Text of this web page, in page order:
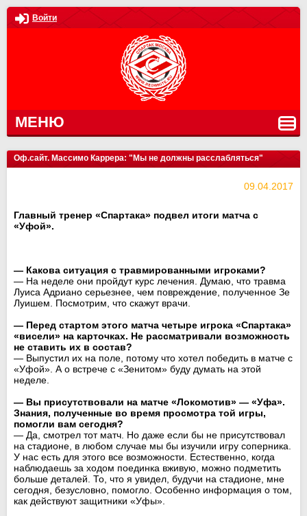
Войти
МЕНЮ
Оф.сайт. Массимо Каррера: "Мы не должны расслабляться"
09.04.2017
Главный тренер «Спартака» подвел итоги матча с
«Уфой».
— Какова ситуация с травмированными игроками?
— На неделе они пройдут курс лечения. Думаю, что травма
Луиса Адриано серьезнее, чем повреждение, полученное Зе
Луишем. Посмотрим, что скажут врачи.
— Перед стартом этого матча четыре игрока «Спартака»
«висели» на карточках. Не рассматривали возможность
не ставить их в состав?
— Выпустил их на поле, потому что хотел победить в матче с
«Уфой». А о встрече с «Зенитом» буду думать на этой
неделе.
— Вы присутствовали на матче «Локомотив» — «Уфа».
Знания, полученные во время просмотра той игры,
помогли вам сегодня?
— Да, смотрел тот матч. Но даже если бы не присутствовал
на стадионе, в любом случае мы бы изучили игру соперника.
У нас есть для этого все возможности. Естественно, когда
наблюдаешь за ходом поединка вживую, можно подметить
больше деталей. То, что я увидел, будучи на стадионе, мне
сегодня, безусловно, помогло. Особенно информация о том,
как действуют защитники «Уфы».